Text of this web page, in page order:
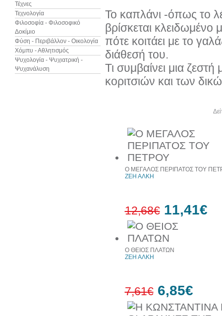
Τέχνες
Τεχνολογία
Φιλοσοφία - Φιλοσοφικό
Δοκίμιο
Φύση - Περιβάλλον - Οικολογία
Χόμπυ - Αθλητισμός
Ψυχολογία - Ψυχιατρική -
Ψυχανάλυση
Το καπλάνι -όπως το
βρίσκεται κλειδωμένο
πότε κοιτάει με το
διάθεσή του.
Τι συμβαίνει μια
κοριτσιών και των
Ο ΜΕΓΑΛΟΣ ΠΕΡΙΠΑΤΟΣ ΤΟΥ
ΖΕΗ ΑΛΚΗ
12,68€ 11,41€
Ο ΘΕΙΟΣ ΠΛΑΤΩΝ
ΖΕΗ ΑΛΚΗ
7,61€ 6,85€